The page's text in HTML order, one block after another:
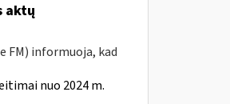
aktų
FM) informuoja, kad
nuo 2024 m.